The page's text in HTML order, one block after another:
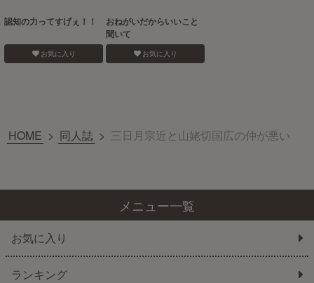
認知の力ってすげぇ！！
お気に入り
おねがいだからいいこと
聞いて
お気に入り
HOME > 同人誌 > 三日月宗近と山姥切国広の仲が悪い
メニュー一覧
お気に入り
ランキング